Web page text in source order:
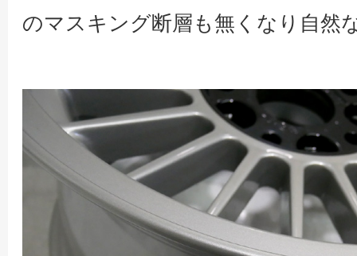
のマスキング断層も無くなり自然